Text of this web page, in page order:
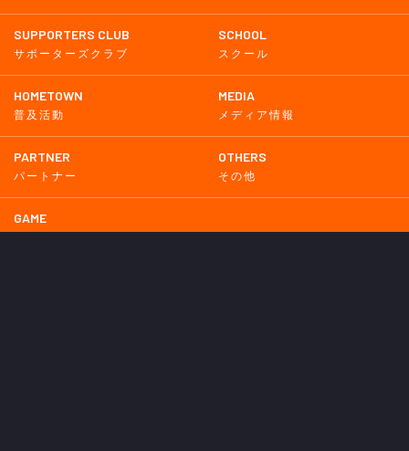
SUPPORTERS CLUB
サポーターズクラブ
SCHOOL
スクール
HOMETOWN
普及活動
MEDIA
メディア情報
PARTNER
パートナー
OTHERS
その他
GAME